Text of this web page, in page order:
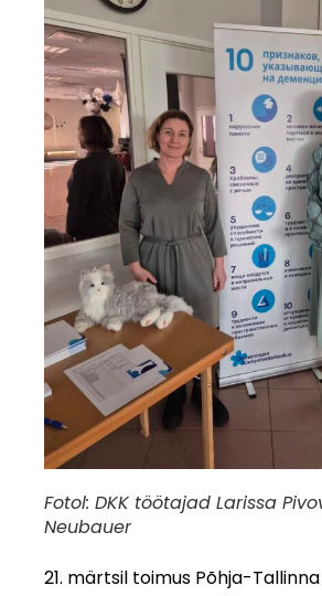
Fotol: DKK töötajad Larissa
Neubauer
21. märtsil toimus Põhja-Tallinna